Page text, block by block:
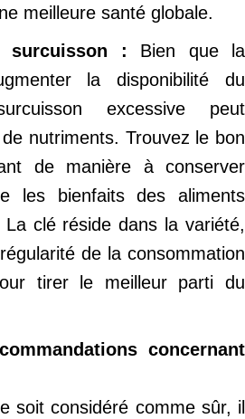
meilleure santé globale.
surcuisson : Bien que la
la disponibilité du
excessive peut
nutriments. Trouvez le bon
de manière à conserver
les bienfaits des aliments
clé réside dans la variété,
de la consommation
tirer le meilleur parti du
concernant
soit considéré comme sûr, il